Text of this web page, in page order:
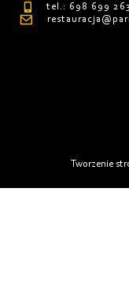
tel.: 698 699 263
Tworzenie